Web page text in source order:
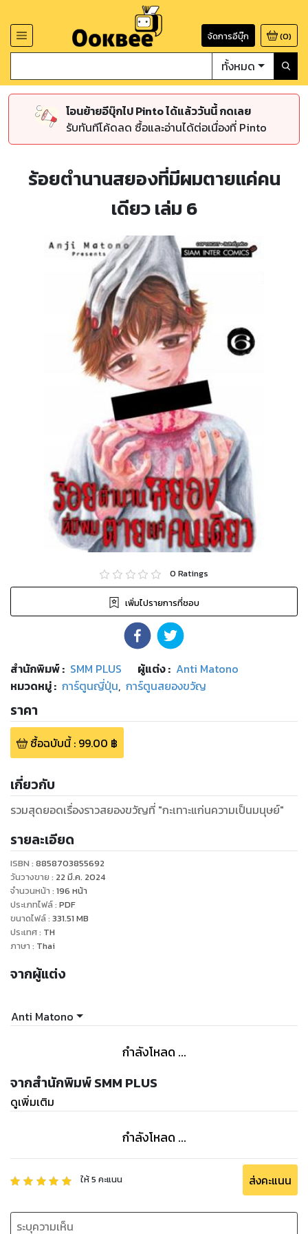
จัดการอีบุ๊ก (0)
ทั้งหมด
โอนย้ายอีบุ๊กไป Pinto ได้แล้ววันนี้ กดเลย
รับทันทีโค้ดลด ซื้อและอ่านได้ต่อเนื่องที่ Pinto
ร้อยตำนานสยองที่มีผมตายแค่คน
เดียว เล่ม 6
0 Ratings
เพิ่มไปรายการที่ชอบ
สำนักพิมพ์: SMM PLUS ผู้แต่ง : Anti Matono
หมวดหมู่: การ์ตูนญี่ปุ่น, การ์ตูนสยองขวัญ
ราคา
ซื้อฉบับนี้: 99.00 ฿
เกี่ยวกับ
รวมสุดยอดเรื่องราวสยองขวัญที่ "กะเทาะแก่นความเป็นมนุษย์"
รายละเอียด
ISBN : 8858703855692
วันวางขาย : 22 มี.ค. 2024
จำนวนหน้า : 196 หน้า
ประเภทไฟล์: PDF
ขนาดไฟล์: 331.51 MB
ประเทศ: TH
ภาษา : Thai
จากผู้แต่ง
Anti Matono
กำลังโหลด ...
จากสำนักพิมพ์ SMM PLUS
ดูเพิ่มเติม
กำลังโหลด ...
ให้5 คะแนน ส่งคะแนน